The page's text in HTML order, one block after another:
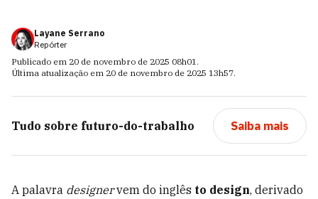
Layane Serrano
Repórter
Publicado em 20 de novembro de 2025 08h01.
Última atualização em 20 de novembro de 2025 13h57.
Tudo sobre futuro-do-trabalho Saiba mais
A palavra designervem do inglês to design, derivado